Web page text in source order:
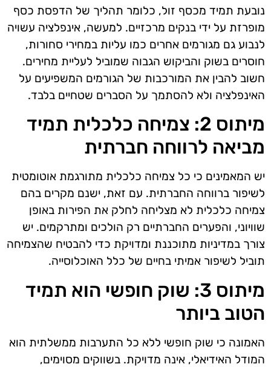
נובעת תמיד מכסף זול, כלומר תהליך של הדפסת כסף
מופרזת על ידי בנקים מרכזיים. למעשה, אינפלציה עשויה
לנבוע גם מגורמים אחרים כמו עליות במחירי סחורות,
חוסרים בשוק והביקוש הגבוה שמוביל לעליית מחירים.
חשוב להבין את המורכבות של הגורמים המשפיעים על
האינפלציה ולא להסתמך על הסברים שטחיים בלבד.
מיתוס 2: צמיחה כלכלית תמיד
מביאה לרווחה חברתית
יש המאמינים כי כל צמיחה כלכלית מתורגמת אוטומטית
לשיפור ברווחה החברתית. עם זאת, ישנם מקרים בהם
צמיחה כלכלית לא מצליחה לחלק את הפירות באופן
שוויוני, והפערים החברתיים רק הולכים ומתרקמים. יש
צורך במדיניות מתוכננת ומדויקת כדי להבטיח שהצמיחה
תוביל לשיפור אמיתי בחיים של כלל האוכלוסייה.
מיתוס 3: שוק חופשי הוא תמיד
הטוב ביותר
האמונה כי שוק חופשי ללא כל התערבות ממשלתית הוא
המודל האידיאלי, אינה מדויקת. בשווקים מסוימים,